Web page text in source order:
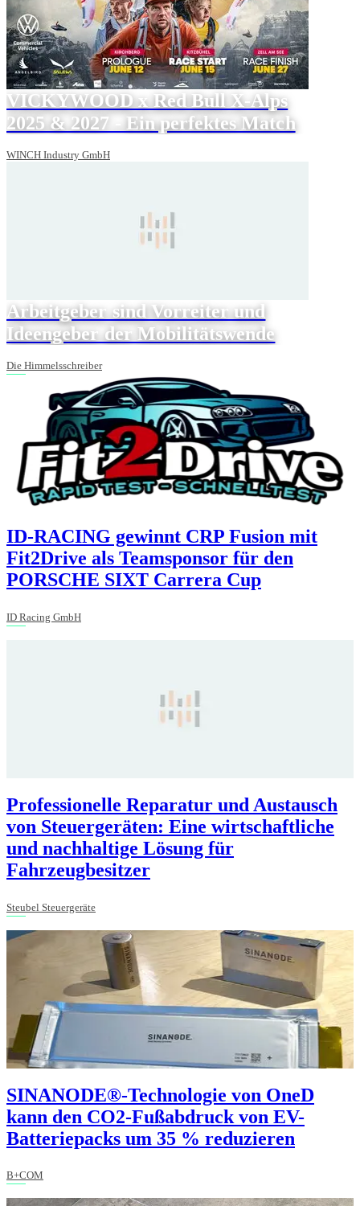
VICKYWOOD x Red Bull X-Alps
2025 & 2027 - Ein perfektes Match
WINCH Industry GmbH
Arbeitgeber sind Vorreiter und
Ideengeber der Mobilitätswende
Die Himmelsschreiber
ID-RACING gewinnt CRP Fusion mit
Fit2Drive als Teamsponsor für den
PORSCHE SIXT Carrera Cup
ID Racing GmbH
Professionelle Reparatur und Austausch
von Steuergeräten: Eine wirtschaftliche
und nachhaltige Lösung für
Fahrzeugbesitzer
Steubel Steuergeräte
SINANODE®-Technologie von OneD
kann den CO2-Fußabdruck von EV-
Batteriepacks um 35 % reduzieren
B+COM